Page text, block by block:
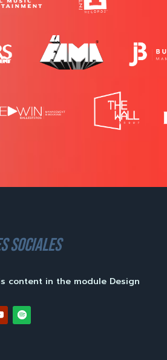
sociales
content in the module Design